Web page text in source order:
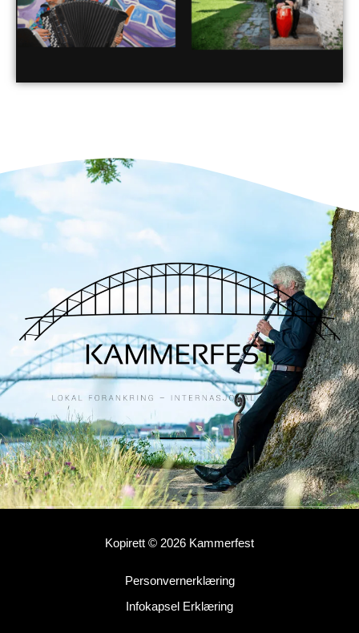
Kopirett © 2026 Kammerfest
Personvernerklæring
Infokapsel Erklæring